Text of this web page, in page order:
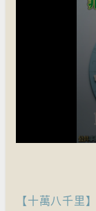
【十萬八千里】